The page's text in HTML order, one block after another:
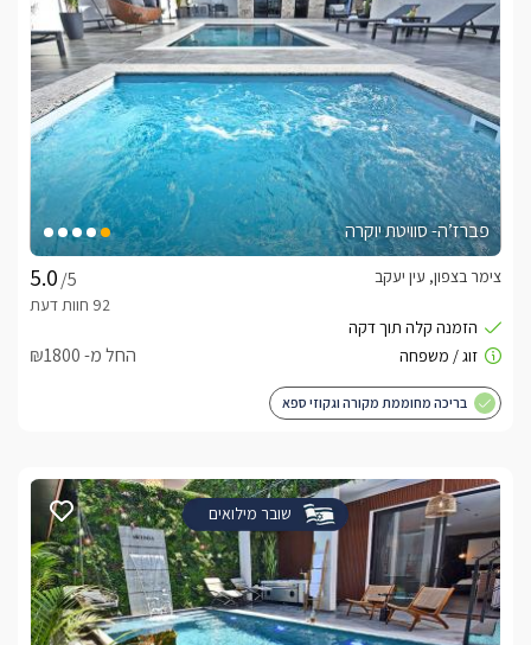
פברז’ה- סוויטת יוקרה
/5
צימר בצפון, עין יעקב
החל מ- ₪1800
בריכה מחוממת מקורה וגקוזי ספא
שובר מילואים